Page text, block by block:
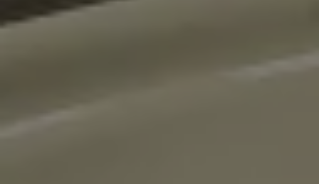
Live Beratung
Volkswagen Kundenbetreuung